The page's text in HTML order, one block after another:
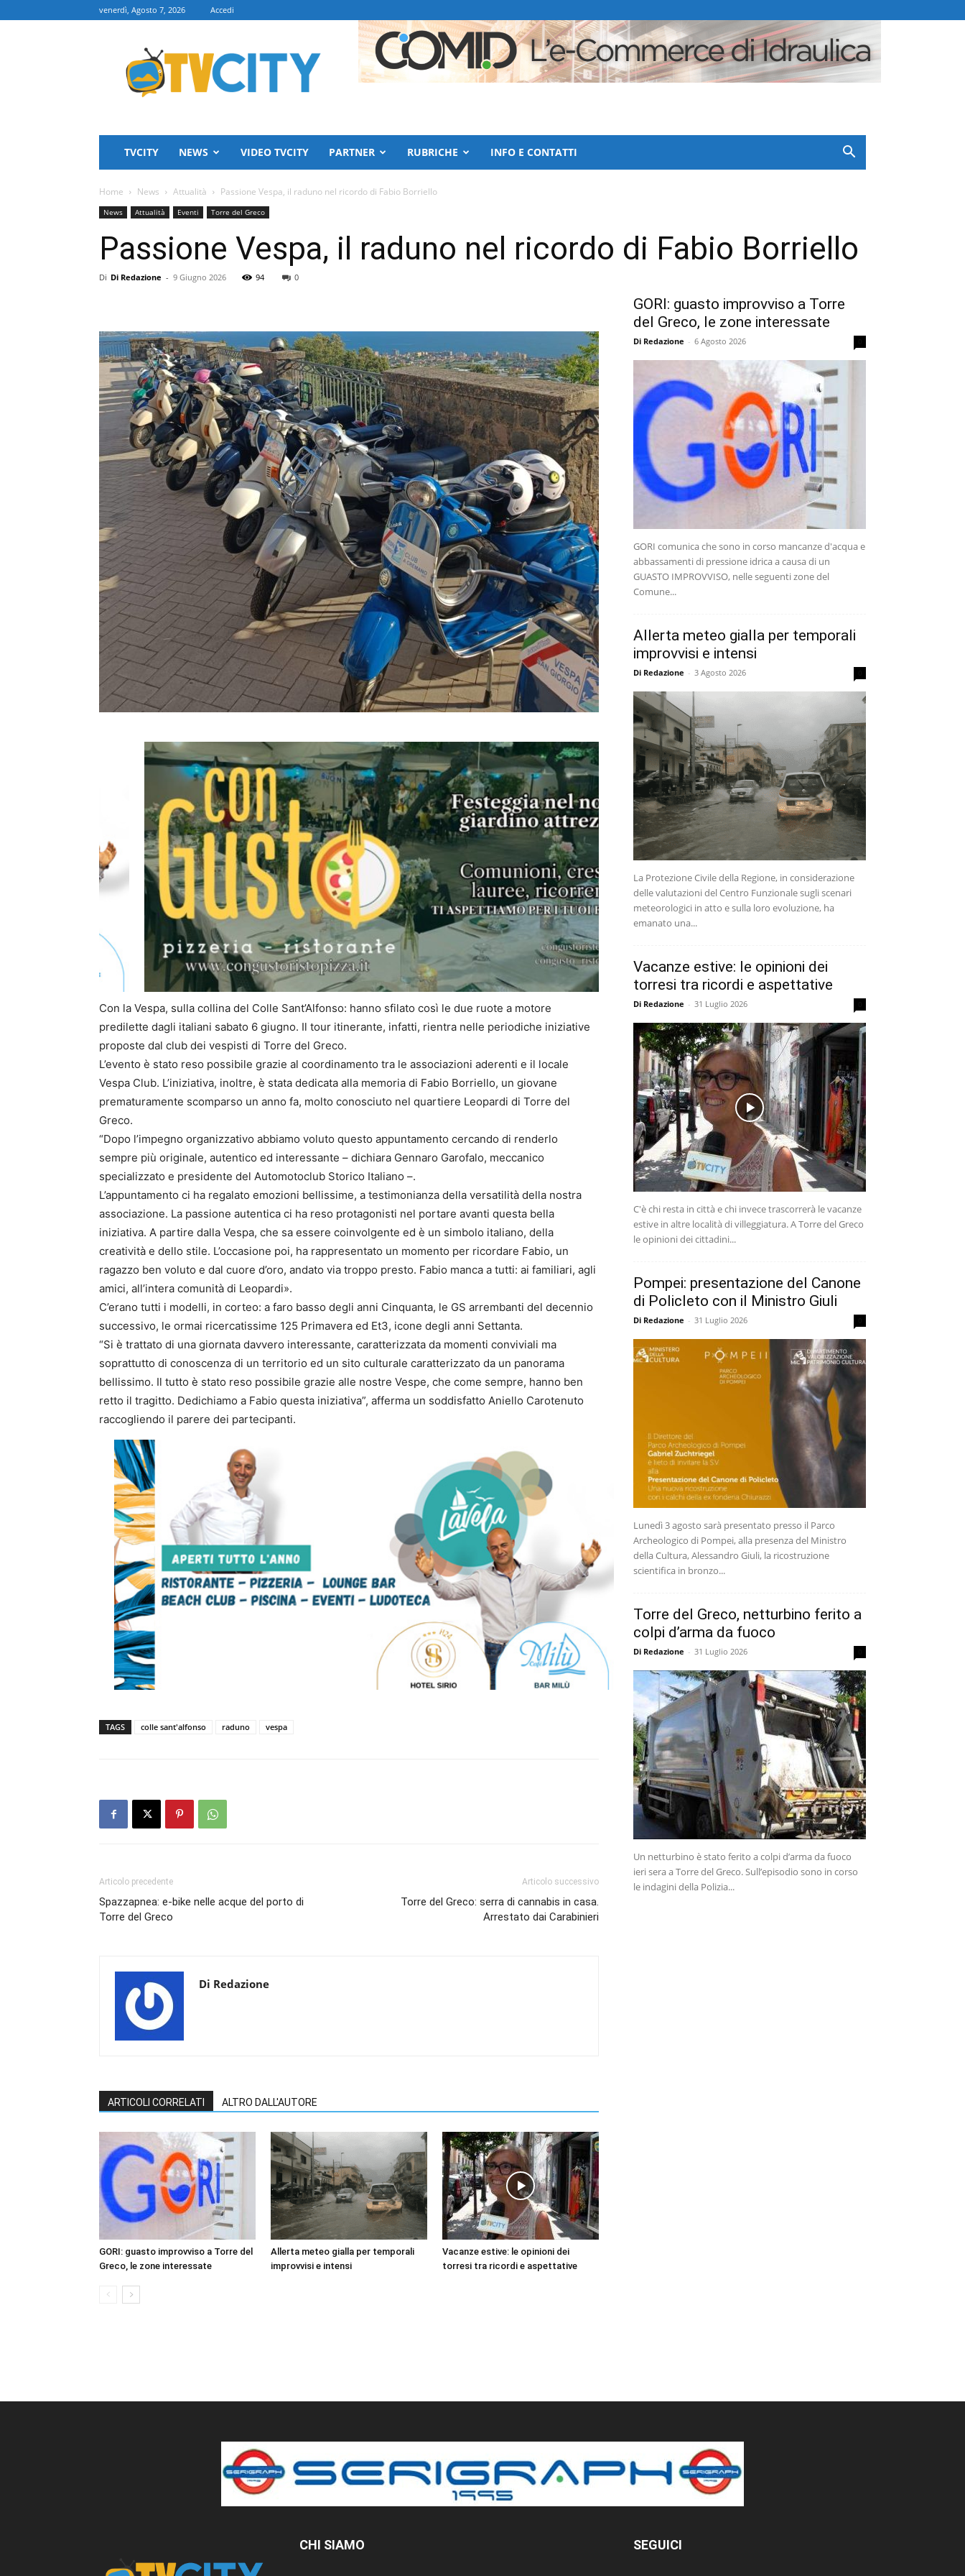
venerdì, Agosto 7, 2026 Accedi
TVCITY
TVCITY NEWS VIDEO TVCITY PARTNER RUBRICHE INFO E CONTATTI
Home News Attualità Passione Vespa, il raduno nel ricordo di Fabio Borriello
News Attualità Eventi Torre del Greco
Passione Vespa, il raduno nel ricordo di Fabio Borriello
Di Di Redazione - 9 Giugno 2026 94 0
Con la Vespa, sulla collina del Colle Sant’Alfonso: hanno sfilato così le due ruote a motore
predilette dagli italiani sabato 6 giugno. Il tour itinerante, infatti, rientra nelle periodiche iniziative
proposte dal club dei vespisti di Torre del Greco.
L’evento è stato reso possibile grazie al coordinamento tra le associazioni aderenti e il locale
Vespa Club. L’iniziativa, inoltre, è stata dedicata alla memoria di Fabio Borriello, un giovane
prematuramente scomparso un anno fa, molto conosciuto nel quartiere Leopardi di Torre del
Greco.
“Dopo l’impegno organizzativo abbiamo voluto questo appuntamento cercando di renderlo
sempre più originale, autentico ed interessante – dichiara Gennaro Garofalo, meccanico
specializzato e presidente del Automotoclub Storico Italiano –.
L’appuntamento ci ha regalato emozioni bellissime, a testimonianza della versatilità della nostra
associazione. La passione autentica ci ha reso protagonisti nel portare avanti questa bella
iniziativa. A partire dalla Vespa, che sa essere coinvolgente ed è un simbolo italiano, della
creatività e dello stile. L’occasione poi, ha rappresentato un momento per ricordare Fabio, un
ragazzo ben voluto e dal cuore d’oro, andato via troppo presto. Fabio manca a tutti: ai familiari, agli
amici, all’intera comunità di Leopardi».
C’erano tutti i modelli, in corteo: a faro basso degli anni Cinquanta, le GS arrembanti del decennio
successivo, le ormai ricercatissime 125 Primavera ed Et3, icone degli anni Settanta.
“Si è trattato di una giornata davvero interessante, caratterizzata da momenti conviviali ma
soprattutto di conoscenza di un territorio ed un sito culturale caratterizzato da un panorama
bellissimo. Il tutto è stato reso possibile grazie alle nostre Vespe, che come sempre, hanno ben
retto il tragitto. Dedichiamo a Fabio questa iniziativa”, afferma un soddisfatto Aniello Carotenuto
raccogliendo il parere dei partecipanti.
TAGS colle sant'alfonso raduno vespa
Articolo precedente
Spazzapnea: e-bike nelle acque del porto di
Torre del Greco
Articolo successivo
Torre del Greco: serra di cannabis in casa.
Arrestato dai Carabinieri
Di Redazione
ARTICOLI CORRELATI ALTRO DALL'AUTORE
GORI: guasto improvviso a Torre del
Greco, le zone interessate
Allerta meteo gialla per temporali
improvvisi e intensi
Vacanze estive: le opinioni dei
torresi tra ricordi e aspettative
GORI: guasto improvviso a Torre
del Greco, le zone interessate
Di Redazione - 6 Agosto 2026
GORI comunica che sono in corso mancanze d'acqua e
abbassamenti di pressione idrica a causa di un
GUASTO IMPROVVISO, nelle seguenti zone del
Comune...
Allerta meteo gialla per temporali
improvvisi e intensi
Di Redazione - 3 Agosto 2026
La Protezione Civile della Regione, in considerazione
delle valutazioni del Centro Funzionale sugli scenari
meteorologici in atto e sulla loro evoluzione, ha
emanato una...
Vacanze estive: le opinioni dei
torresi tra ricordi e aspettative
Di Redazione - 31 Luglio 2026
C'è chi resta in città e chi invece trascorrerà le vacanze
estive in altre località di villeggiatura. A Torre del Greco
le opinioni dei cittadini...
Pompei: presentazione del Canone
di Policleto con il Ministro Giuli
Di Redazione - 31 Luglio 2026
Lunedì 3 agosto sarà presentato presso il Parco
Archeologico di Pompei, alla presenza del Ministro
della Cultura, Alessandro Giuli, la ricostruzione
scientifica in bronzo...
Torre del Greco, netturbino ferito a
colpi d’arma da fuoco
Di Redazione - 31 Luglio 2026
Un netturbino è stato ferito a colpi d’arma da fuoco
ieri sera a Torre del Greco. Sull’episodio sono in corso
le indagini della Polizia...
CHI SIAMO SEGUICI